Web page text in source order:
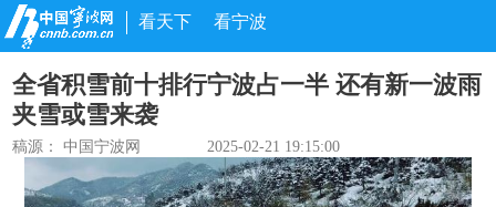
看天下 看宁波
全省积雪前十排行宁波占一半 还有新一波雨
夹雪或雪来袭
稿源： 中国宁波网 2025-02-21 19:15:00